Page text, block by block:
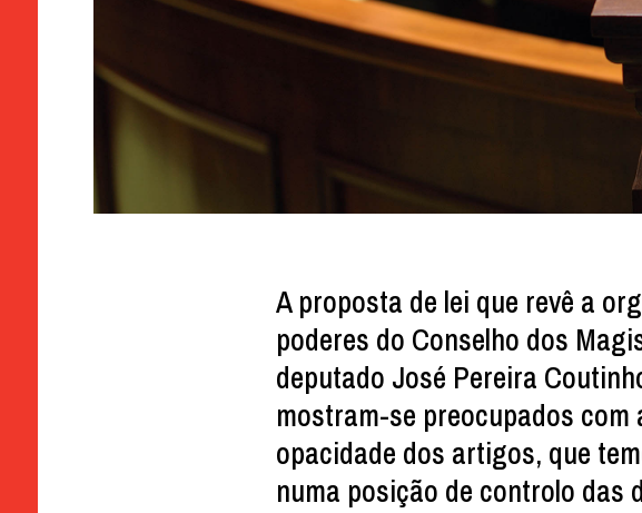
A proposta de lei que revê a
poderes do Conselho dos
deputado José Pereira
mostram-se preocupados
opacidade dos artigos, que
numa posição de controlo das